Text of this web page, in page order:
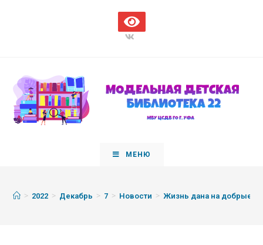
МЕНЮ
> 2022 > Декабрь > 7 > Новости > Жизнь дана на добрые